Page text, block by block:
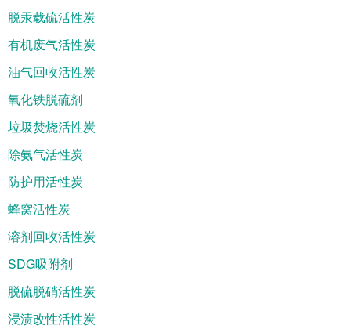
脱汞载硫活性炭
有机废气活性炭
油气回收活性炭
氧化铁脱硫剂
垃圾焚烧活性炭
除氨气活性炭
防护用活性炭
蜂窝活性炭
溶剂回收活性炭
SDG吸附剂
脱硫脱硝活性炭
浸渍改性活性炭